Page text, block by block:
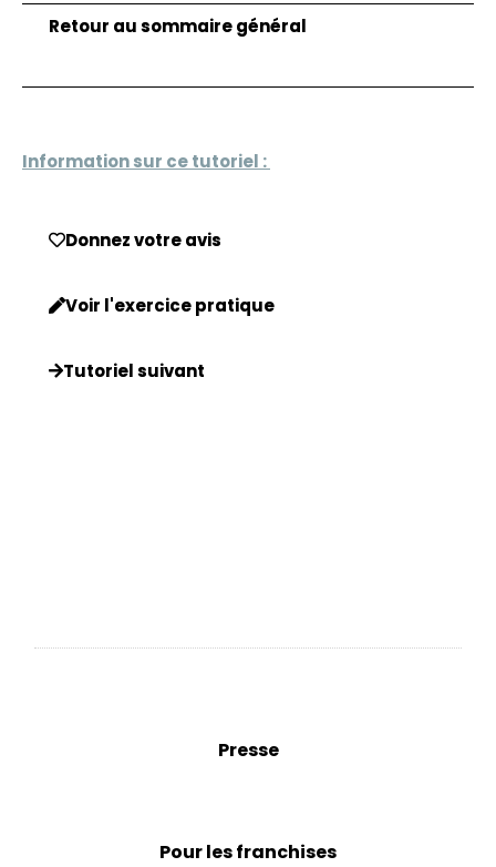
Retour au sommaire général
Information sur ce tutoriel :
Donnez votre avis
Voir l'exercice pratique
Tutoriel suivant
Presse
Pour les franchises